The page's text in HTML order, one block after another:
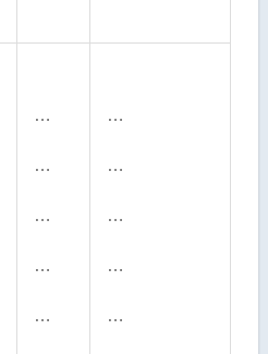
…
…
…
…
…
…
…
…
…
…